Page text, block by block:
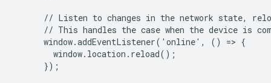
// Listen to changes in the network state,
// This handles the case when the device is
      window.addEventListener('online', () => {
        window.location.reload();
      });